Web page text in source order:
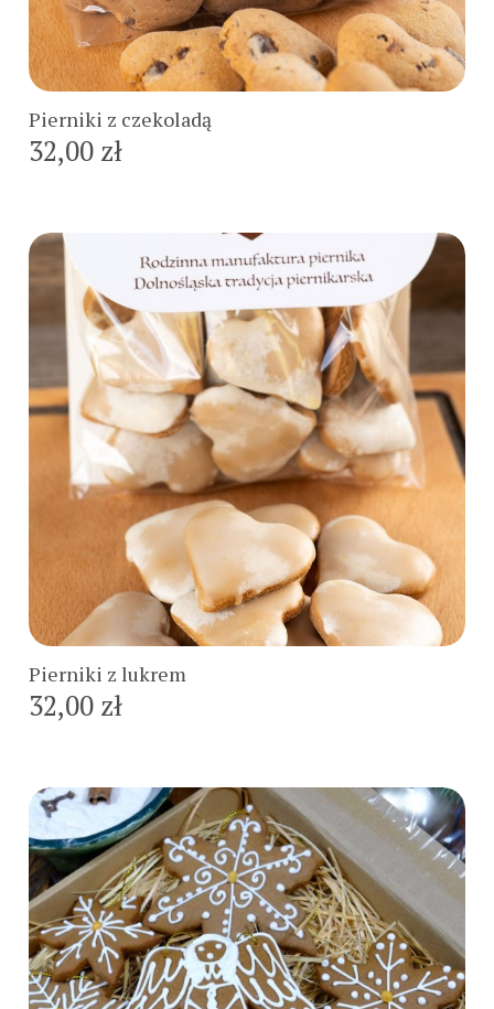
Pierniki z czekoladą
32,00 zł
Do koszyka
Pierniki z lukrem
32,00 zł
Do koszyka